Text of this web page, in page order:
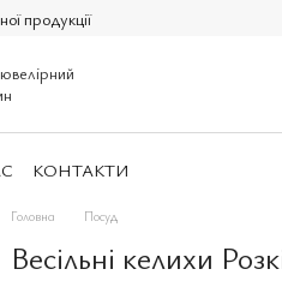
продукції
КОНТАКТИ
Головна Посуд
Весільні келихи